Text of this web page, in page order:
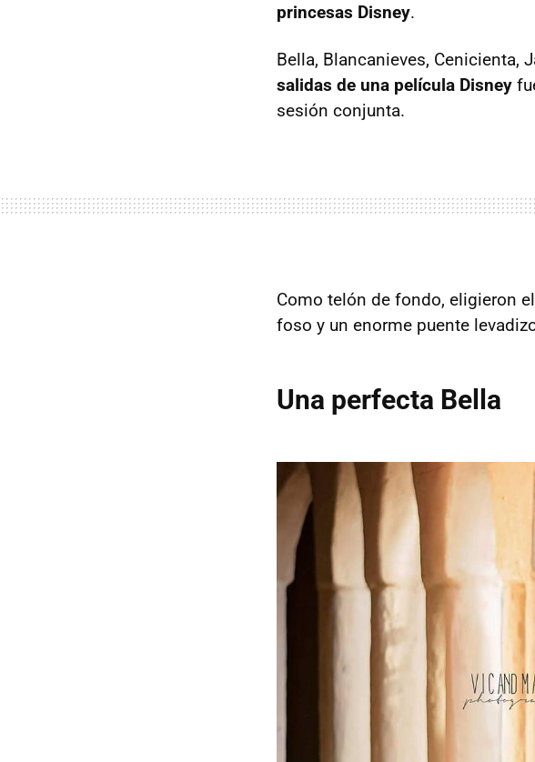
princesas Disney.
Bella, Blancanieves, Cenicienta,
salidas de una película Disney
sesión conjunta.
Como telón de fondo, eligieron el
foso y un enorme puente
Una perfecta Bella